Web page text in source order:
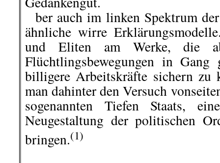
ber auch im linken Spektrum
ähnliche wirre
und Eliten am Werke, die
Flüchtlingsbewegungen in
billigere Arbeitskräfte sichern zu
man dahinter den Versuch
sogenannten Tiefen Staats,
Neugestaltung der politischen
bringen.(1)